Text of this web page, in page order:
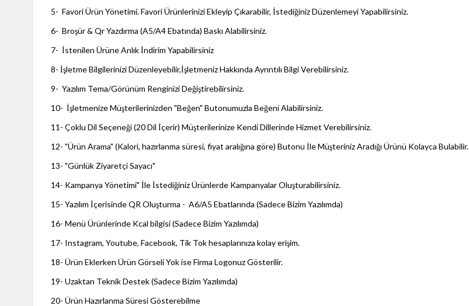
5- Favori Ürün Yönetimi. Favori Ürünlerinizi Ekleyip Çıkarabilir, İstediğiniz Düzenlemeyi Yapabilirsiniz.
6- Broşür & Qr Yazdırma (A5/A4 Ebatında) Baskı Alabilirsiniz.
7- İstenilen Ürüne Anlık İndirim Yapabilirsiniz
8- İşletme Bilgilerinizi Düzenleyebilir,İşletmeniz Hakkında Ayrıntılı Bilgi Verebilirsiniz.
9- Yazılım Tema/Görünüm Renginizi Değiştirebilirsiniz.
10- İşletmenize Müşterilerinizden "Beğen" Butonumuzla Beğeni Alabilirsiniz.
11- Çoklu Dil Seçeneği (20 Dil İçerir) Müşterilerinize Kendi Dillerinde Hizmet Verebilirsiniz.
12- "Ürün Arama" (Kalori, hazırlanma süresi, fiyat aralığına göre) Butonu İle Müşteriniz Aradığı Ürünü Kolayca Bulabilir.
13- "Günlük Ziyaretçi Sayacı"
14- Kampanya Yönetimi" İle İstediğiniz Ürünlerde Kampanyalar Oluşturabilirsiniz.
15- Yazılım İçerisinde QR Oluşturma - A6/A5 Ebatlarında (Sadece Bizim Yazılımda)
16- Menü Ürünlerinde Kcal bilgisi (Sadece Bizim Yazılımda)
17- Instagram, Youtube, Facebook, Tik Tok hesaplarınıza kolay erişim.
18- Ürün Eklerken Ürün Görseli Yok ise Firma Logonuz Gösterilir.
19- Uzaktan Teknik Destek (Sadece Bizim Yazılımda)
20- Ürün Hazırlanma Süresi Gösterebilme